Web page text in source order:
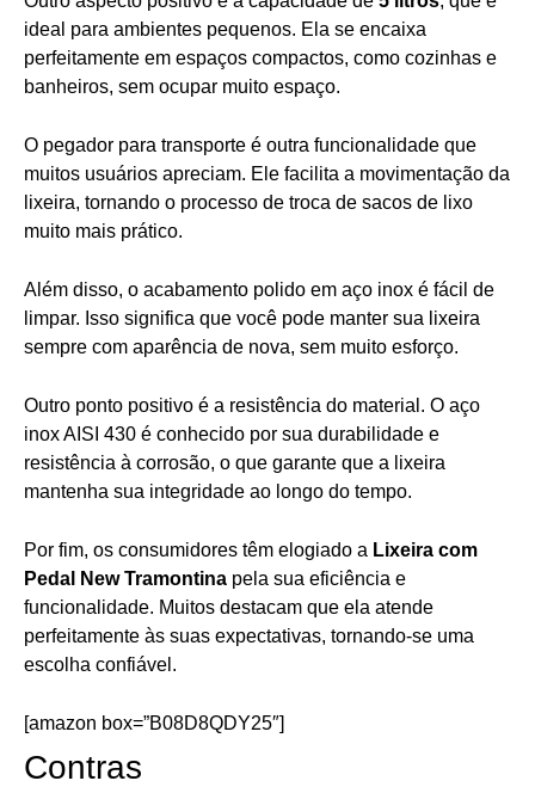
ideal para ambientes pequenos. Ela se encaixa
perfeitamente em espaços compactos, como cozinhas e
banheiros, sem ocupar muito espaço.
O pegador para transporte é outra funcionalidade que
muitos usuários apreciam. Ele facilita a movimentação da
lixeira, tornando o processo de troca de sacos de lixo
muito mais prático.
Além disso, o acabamento polido em aço inox é fácil de
limpar. Isso significa que você pode manter sua lixeira
sempre com aparência de nova, sem muito esforço.
Outro ponto positivo é a resistência do material. O aço
inox AISI 430 é conhecido por sua durabilidade e
resistência à corrosão, o que garante que a lixeira
mantenha sua integridade ao longo do tempo.
Por fim, os consumidores têm elogiado a Lixeira com
Pedal New Tramontina pela sua eficiência e
funcionalidade. Muitos destacam que ela atende
perfeitamente às suas expectativas, tornando-se uma
escolha confiável.
[amazon box=”B08D8QDY25″]
Contras